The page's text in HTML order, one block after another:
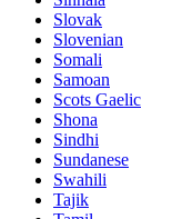
Slovak
Slovenian
Somali
Samoan
Scots Gaelic
Shona
Sindhi
Sundanese
Swahili
Tajik